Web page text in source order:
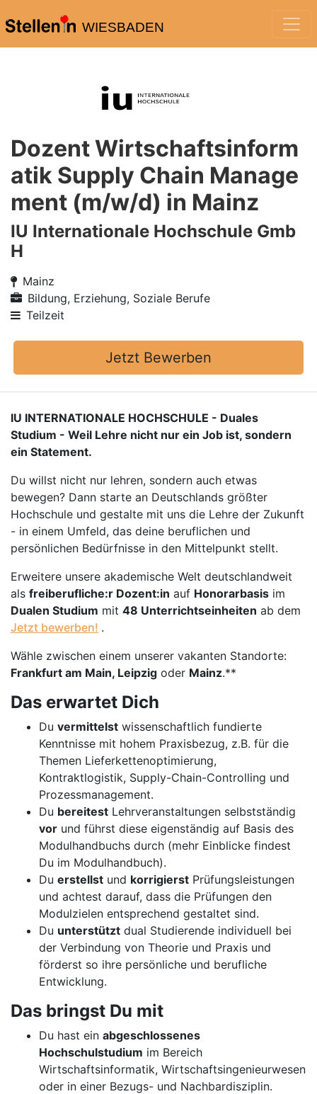
WIESBADEN
Dozent Wirtschaftsinform
atik Supply Chain Manage
ment (m/w/d) in Mainz
IU Internationale Hochschule Gmb
H
Mainz
Bildung, Erziehung, Soziale Berufe
Teilzeit
Jetzt Bewerben
IU INTERNATIONALE HOCHSCHULE - Duales
Studium - Weil Lehre nicht nur ein Job ist, sondern
ein Statement.
Du willst nicht nur lehren, sondern auch etwas
bewegen? Dann starte an Deutschlands größter
Hochschule und gestalte mit uns die Lehre der Zukunft
- in einem Umfeld, das deine beruflichen und
persönlichen Bedürfnisse in den Mittelpunkt stellt.
Erweitere unsere akademische Welt deutschlandweit
als freiberufliche:r Dozent:in auf Honorarbasis im
Dualen Studium mit 48 Unterrichtseinheiten ab dem
Jetzt bewerben! .
Wähle zwischen einem unserer vakanten Standorte:
Frankfurt am Main, Leipzig oder Mainz.**
Das erwartet Dich
Du vermittelst wissenschaftlich fundierte
Kenntnisse mit hohem Praxisbezug, z.B. für die
Themen Lieferkettenoptimierung,
Kontraktlogistik, Supply-Chain-Controlling und
Prozessmanagement.
Du bereitest Lehrveranstaltungen selbstständig
vor und führst diese eigenständig auf Basis des
Modulhandbuchs durch (mehr Einblicke findest
Du im Modulhandbuch).
Du erstellst und korrigierst Prüfungsleistungen
und achtest darauf, dass die Prüfungen den
Modulzielen entsprechend gestaltet sind.
Du unterstützt dual Studierende individuell bei
der Verbindung von Theorie und Praxis und
förderst so ihre persönliche und berufliche
Entwicklung.
Das bringst Du mit
Du hast ein abgeschlossenes
Hochschulstudium im Bereich
Wirtschaftsinformatik, Wirtschaftsingenieurwesen
oder in einer Bezugs- und Nachbardisziplin.